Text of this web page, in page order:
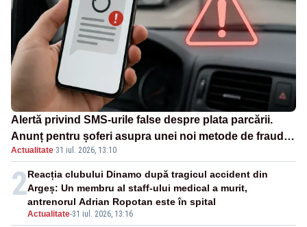
Alertă privind SMS-urile false despre plata parcării.
Anunț pentru șoferi asupra unei noi metode de fraudă
online
Actualitate·31 iul. 2026, 13:10
2
Actualitate-31 iul. 2026, 13:16
Reacția clubului Dinamo după tragicul accident din
Argeș: Un membru al staff-ului medical a murit,
antrenorul Adrian Ropotan este în spital